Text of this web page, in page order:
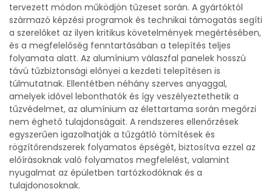
tervezett módon működjön tűzeset során. A gyártóktól
származó képzési programok és technikai támogatás segíti
a szerelőket az ilyen kritikus követelmények megértésében,
és a megfelelőség fenntartásában a telepítés teljes
folyamata alatt. Az alumínium válaszfal panelek hosszú
távú tűzbiztonsági előnyei a kezdeti telepítésen is
túlmutatnak. Ellentétben néhány szerves anyaggal,
amelyek idővel lebonthatók és így veszélyeztethetik a
tűzvédelmet, az alumínium az élettartama során megőrzi
nem éghető tulajdonságait. A rendszeres ellenőrzések
egyszerűen igazolhatják a tűzgátló tömítések és
rögzítőrendszerek folyamatos épségét, biztosítva ezzel az
előírásoknak való folyamatos megfelelést, valamint
nyugalmat az épületben tartózkodóknak és a
tulajdonosoknak.